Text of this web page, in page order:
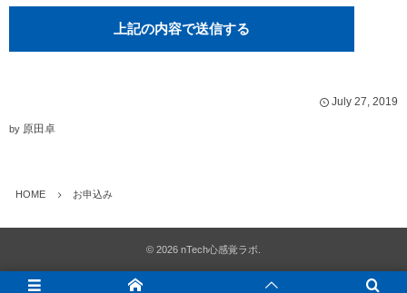
July 27, 2019
by 原田卓
HOME お申込み
© 2026 nTech心感覚ラボ